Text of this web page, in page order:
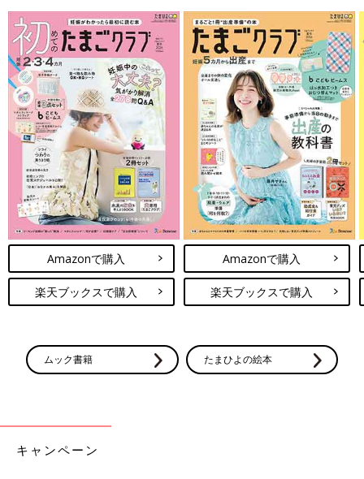
絵の具で作った色水氷でお絵かきができます。色が薄めなので、
白に近い色のキャンパスの上で試してみましょう。
関連：落ち葉でラブレター？Twitterで人気の草花遊び
お砂場や水遊びに子どもたちが夢中になるのは、状態の変化があ
るからこそ。冬の氷遊びは、自然の力を借りて変化を実感する絶
好のチャンスです。親子でたくさん会話をしながら、氷の不思議
を五感を使って感じてみてくださいね。
Amazonで購入
楽天ブックスで購入
Amazonで購入
楽天ブックスで購入
ムック書籍 たまひよの絵本
キャンペーン